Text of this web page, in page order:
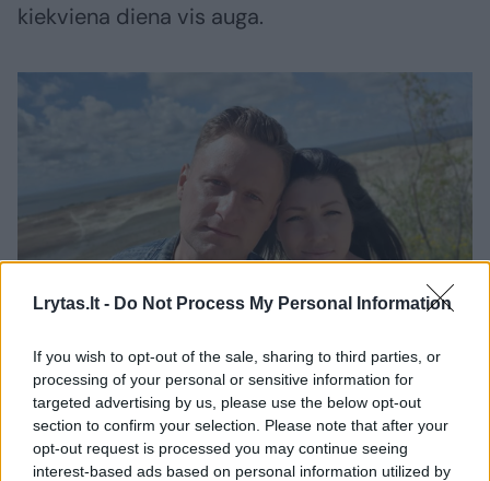
Lrytas.lt - Do Not Process My Personal Information
If you wish to opt-out of the sale, sharing to third parties, or
processing of your personal or sensitive information for
targeted advertising by us, please use the below opt-out
section to confirm your selection. Please note that after your
opt-out request is processed you may continue seeing
interest-based ads based on personal information utilized by
kiekviena diena vis auga.
Rimiškių šeima simbolinėje vietoje atšventė ypatingą
sukaktį.
Asmeninio archyvo nuotr.